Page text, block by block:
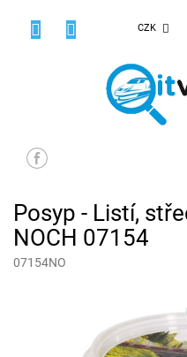
CZK
Posyp - Listí,
NOCH 07154
07154NO